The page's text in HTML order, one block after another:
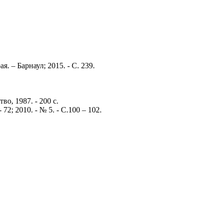
– Барнаул; 2015. - С. 239.
1987. - 200 с.
2010. - № 5. - С.100 – 102.